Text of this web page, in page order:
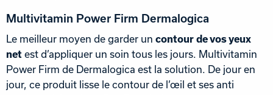
Multivitamin Power Firm Dermalogica
Le meilleur moyen de garder un contour de vos yeux
net est d’appliquer un soin tous les jours. Multivitamin
Power Firm de Dermalogica est la solution. De jour en
jour, ce produit lisse le contour de l’œil et ses anti